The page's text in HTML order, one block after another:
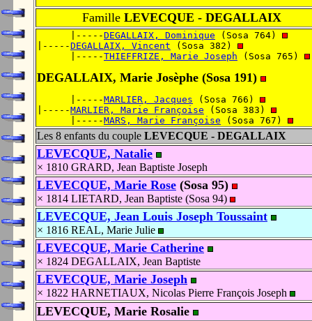
Famille LEVECQUE - DEGALLAIX
      |-----
DEGALLAIX, Dominique (Sosa 764)
|-----DEGALLAIX, Vincent (Sosa 382)
      |-----
THIEFFRIZE, Marie Joseph (Sosa 765)
DEGALLAIX, Marie Josèphe (Sosa 191)
      |-----
MARLIER, Jacques (Sosa 766)
|-----MARLIER, Marie Françoise (Sosa 383)
      |-----
MARS, Marie Françoise (Sosa 767)
Les 8 enfants du couple LEVECQUE - DEGALLAIX
LEVECQUE, Natalie
× 1810 GRARD, Jean Baptiste Joseph
LEVECQUE, Marie Rose (Sosa 95)
× 1814 LIETARD, Jean Baptiste (Sosa 94)
LEVECQUE, Jean Louis Joseph Toussaint
× 1816 REAL, Marie Julie
LEVECQUE, Marie Catherine
× 1824 DEGALLAIX, Jean Baptiste
LEVECQUE, Marie Joseph
× 1822 HARNETIAUX, Nicolas Pierre François Joseph
LEVECQUE, Marie Rosalie